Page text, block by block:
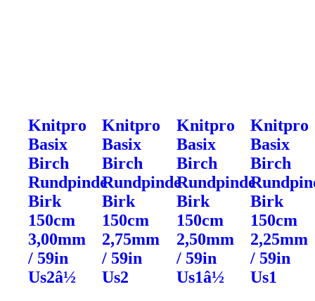
Knitpro
Basix
Birch
Rundpinde
Birk
150cm
3,00mm
/ 59in
Us2â½
Knitpro
Basix
Birch
Rundpinde
Birk
150cm
2,75mm
/ 59in
Us2
Knitpro
Basix
Birch
Rundpinde
Birk
150cm
2,50mm
/ 59in
Us1â½
Knitpro
Basix
Birch
Birk
150cm
2,25mm
/ 59in
Us1